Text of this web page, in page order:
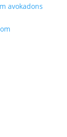
avokadons